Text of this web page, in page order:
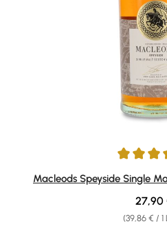
Durchschnittliche Bewertung
Macleods Speyside Single
(39,86 € / 1
27,90